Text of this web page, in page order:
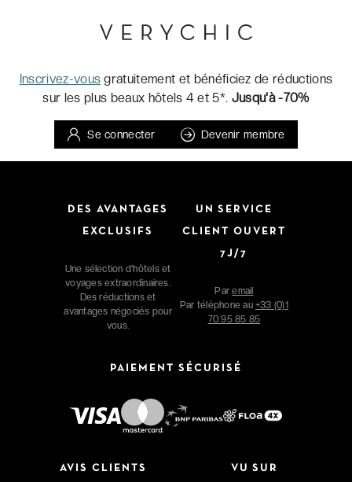
Inscrivez-vous gratuitement et bénéficiez de réductions
sur les plus beaux hôtels 4 et 5*. Jusqu'à -70%
Se connecter Devenir membre
DES AVANTAGES
EXCLUSIFS
Une sélection d'hôtels et
voyages extraordinaires.
Des réductions et
avantages négociés pour
vous.
UN SERVICE
CLIENT OUVERT
7J/7
Paremail
Par téléphone au +33 (0)1
70 95 85 85
PAIEMENT SÉCURISÉ
AVIS CLIENTS VU SUR